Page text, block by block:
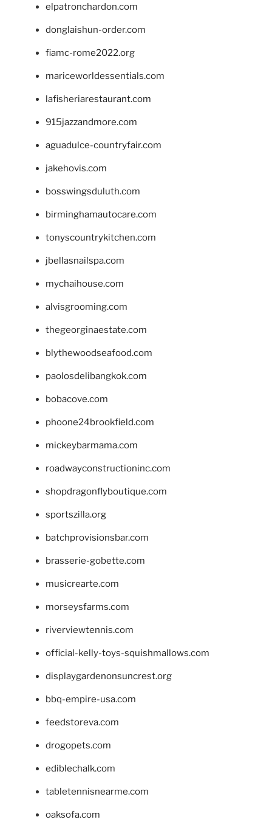
elpatronchardon.com
donglaishun-order.com
fiamc-rome2022.org
mariceworldessentials.com
lafisheriarestaurant.com
915jazzandmore.com
aguadulce-countryfair.com
jakehovis.com
bosswingsduluth.com
birminghamautocare.com
tonyscountrykitchen.com
jbellasnailspa.com
mychaihouse.com
alvisgrooming.com
thegeorginaestate.com
blythewoodseafood.com
paolosdelibangkok.com
bobacove.com
phoone24brookfield.com
mickeybarmama.com
roadwayconstructioninc.com
shopdragonflyboutique.com
sportszilla.org
batchprovisionsbar.com
brasserie-gobette.com
musicrearte.com
morseysfarms.com
riverviewtennis.com
official-kelly-toys-squishmallows.com
displaygardenonsuncrest.org
bbq-empire-usa.com
feedstoreva.com
drogopets.com
ediblechalk.com
tabletennisnearme.com
oaksofa.com